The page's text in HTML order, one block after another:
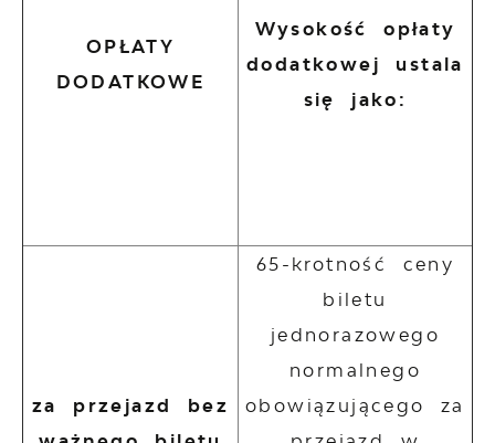
OPŁATY
DODATKOWE
Wysokość opłaty
dodatkowej ustala
się jako:
za przejazd bez
65-krotność ceny
biletu
jednorazowego
normalnego
obowiązującego za